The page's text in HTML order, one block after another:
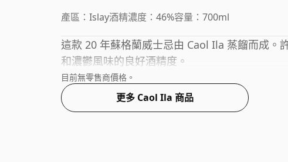
產區： Islay酒精濃度： 46%容量： 700ml
這款 20 年蘇格蘭威士忌由 Caol Ila 蒸餾而成。
和濃鬱風味的良好酒精度。
目前無零售商價格。
更多 Caol Ila 商品